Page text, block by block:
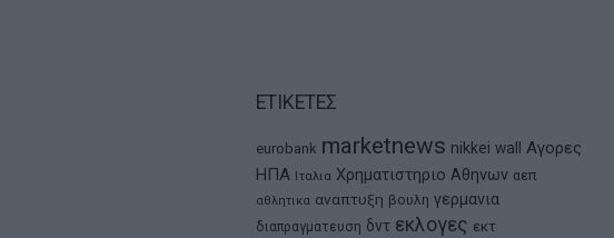
ΕΤΙΚΕΤΕΣ
eurobank marketnews nikkei wall Αγορες
ΗΠΑ Ιταλια Χρηματιστηριο Αθηνων αεπ
αθλητικα αναπτυξη βουλη γερμανια
διαπραγματευση δντ εκλογες εκτ